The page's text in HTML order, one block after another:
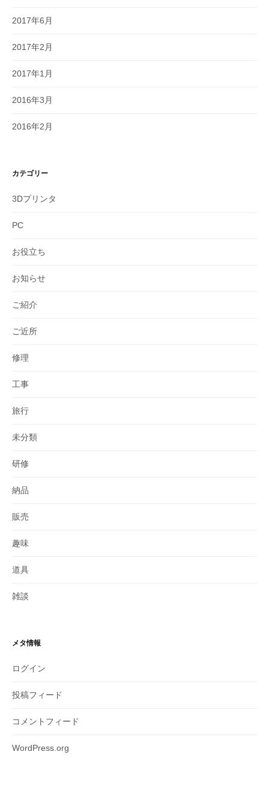
2017年6月
2017年2月
2017年1月
2016年3月
2016年2月
カテゴリー
3Dプリンタ
PC
お役立ち
お知らせ
ご紹介
ご近所
修理
工事
旅行
未分類
研修
納品
販売
趣味
道具
雑談
メタ情報
ログイン
投稿フィード
コメントフィード
WordPress.org